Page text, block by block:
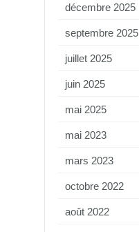
décembre 2025
septembre 2025
juillet 2025
juin 2025
mai 2025
mai 2023
mars 2023
octobre 2022
août 2022